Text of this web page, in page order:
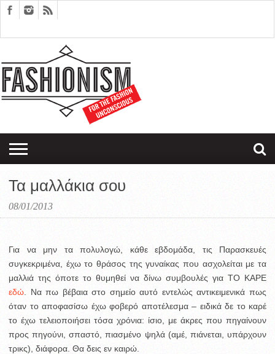
EDITORIALS
COUPLES
THERAPY
SARTORIAGRAM
Τα μαλλάκια σου
08/01/2013
Για να μην τα πολυλογώ, κάθε εβδομάδα, τις Παρασκευές
συγκεκριμένα, έχω το θράσος της γυναίκας που ασχολείται με τα
μαλλιά της όποτε το θυμηθεί να δίνω συμβουλές για ΤΟ ΚΑΡΕ
εδώ . Να πω βέβαια στο σημείο αυτό εντελώς αντικειμενικά πως
όταν το αποφασίσω έχω φοβερό αποτέλεσμα – ειδικά δε το καρέ
το έχω τελειοποιήσει τόσα χρόνια: ίσιο, με άκρες που πηγαίνουν
προς πηγούνι, σπαστό, πιασμένο ψηλά (αμέ, πιάνεται, υπάρχουν
τρικς), διάφορα. Θα δεις εν καιρώ.